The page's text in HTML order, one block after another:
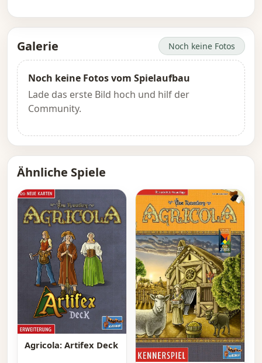
Galerie Noch keine Fotos
Noch keine Fotos vom Spielaufbau
Lade das erste Bild hoch und hilf der
Community.
Ähnliche Spiele
Agricola: Artifex Deck